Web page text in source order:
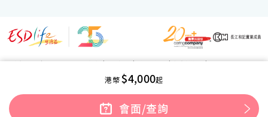
港幣$4,000起
會面/查詢
生活易服務範圍 ：電子商貿|IT 方案|廣告宣傳|新婚導航|
© ESD Services Limited 2000-2026